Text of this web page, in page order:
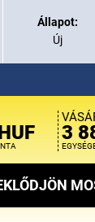
Állapot:
Új
3